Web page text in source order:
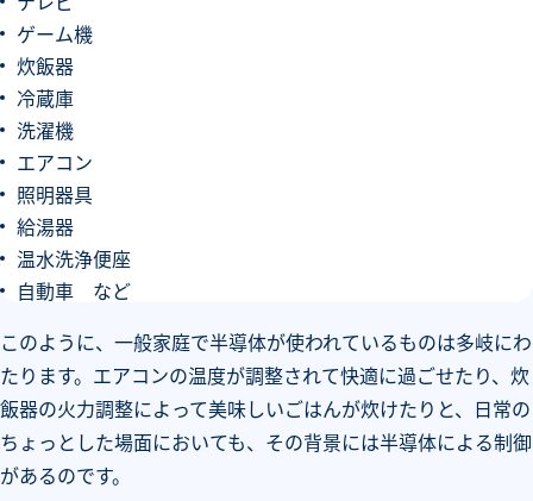
ゲーム機
炊飯器
冷蔵庫
洗濯機
エアコン
照明器具
給湯器
温水洗浄便座
自動車 など
このように、一般家庭で半導体が使われているものは多岐にわ
たります。エアコンの温度が調整されて快適に過ごせたり、炊
飯器の火力調整によって美味しいごはんが炊けたりと、日常の
ちょっとした場面においても、その背景には半導体による制御
があるのです。